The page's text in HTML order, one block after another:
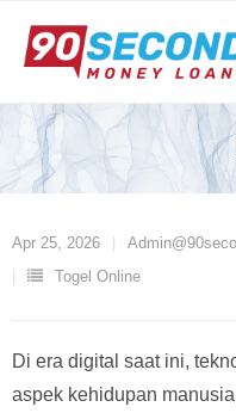
Apr 25, 2026
Togel Online
Di era digital saat ini,
aspek kehidupan